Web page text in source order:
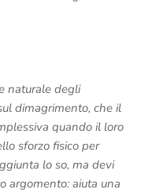
naturale degli
dimagrimento, che il
quando il loro
sforzo fisico per
lo so, ma devi
argomento: aiuta una